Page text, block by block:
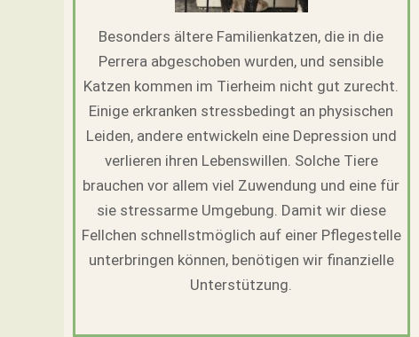
Besonders ältere Familienkatzen, die in die
Perrera abgeschoben wurden, und sensible
Katzen kommen im Tierheim nicht gut zurecht.
Einige erkranken stressbedingt an physischen
Leiden, andere entwickeln eine Depression und
verlieren ihren Lebenswillen. Solche Tiere
brauchen vor allem viel Zuwendung und eine für
sie stressarme Umgebung. Damit wir diese
Fellchen schnellstmöglich auf einer Pflegestelle
unterbringen können, benötigen wir finanzielle
Unterstützung.